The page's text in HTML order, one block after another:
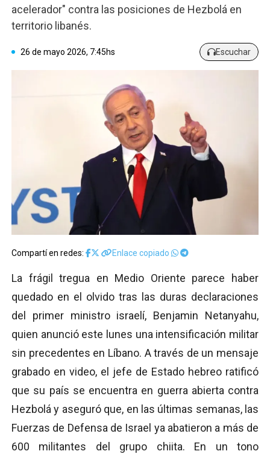
acelerador" contra las posiciones de Hezbolá en
territorio libanés.
26 de mayo 2026, 7:45hs Escuchar
Compartí en redes: Enlace copiado
La frágil tregua en Medio Oriente parece haber
quedado en el olvido tras las duras declaraciones
del primer ministro israelí, Benjamin Netanyahu,
quien anunció este lunes una intensificación militar
sin precedentes en Líbano. A través de un mensaje
grabado en video, el jefe de Estado hebreo ratificó
que su país se encuentra en guerra abierta contra
Hezbolá y aseguró que, en las últimas semanas, las
Fuerzas de Defensa de Israel ya abatieron a más de
600 militantes del grupo chiita. En un tono